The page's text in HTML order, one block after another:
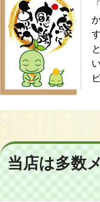
当店は多数